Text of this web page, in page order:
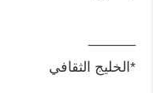
*الخليج الثقافي